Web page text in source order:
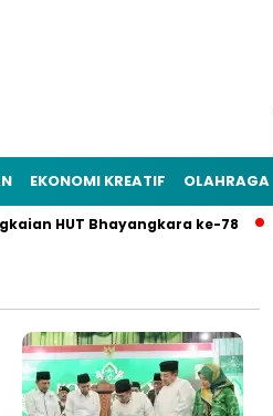
EKONOMI KREATIF OLAHRAGA
HUT Bhayangkara ke-78